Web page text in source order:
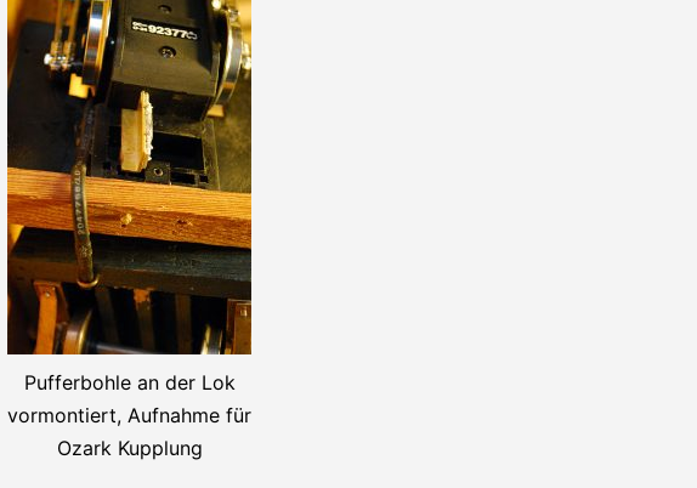
Pufferbohle an der Lok
vormontiert, Aufnahme für
Ozark Kupplung